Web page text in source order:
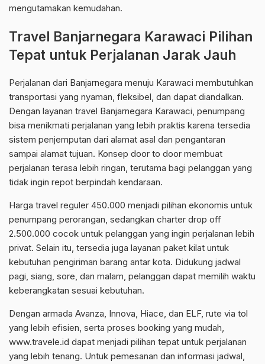
mengutamakan kemudahan.
Travel Banjarnegara Karawaci Pilihan
Tepat untuk Perjalanan Jarak Jauh
Perjalanan dari Banjarnegara menuju Karawaci membutuhkan
transportasi yang nyaman, fleksibel, dan dapat diandalkan.
Dengan layanan travel Banjarnegara Karawaci, penumpang
bisa menikmati perjalanan yang lebih praktis karena tersedia
sistem penjemputan dari alamat asal dan pengantaran
sampai alamat tujuan. Konsep door to door membuat
perjalanan terasa lebih ringan, terutama bagi pelanggan yang
tidak ingin repot berpindah kendaraan.
Harga travel reguler 450.000 menjadi pilihan ekonomis untuk
penumpang perorangan, sedangkan charter drop off
2.500.000 cocok untuk pelanggan yang ingin perjalanan lebih
privat. Selain itu, tersedia juga layanan paket kilat untuk
kebutuhan pengiriman barang antar kota. Didukung jadwal
pagi, siang, sore, dan malam, pelanggan dapat memilih waktu
keberangkatan sesuai kebutuhan.
Dengan armada Avanza, Innova, Hiace, dan ELF, rute via tol
yang lebih efisien, serta proses booking yang mudah,
www.travele.id dapat menjadi pilihan tepat untuk perjalanan
yang lebih tenang. Untuk pemesanan dan informasi jadwal,